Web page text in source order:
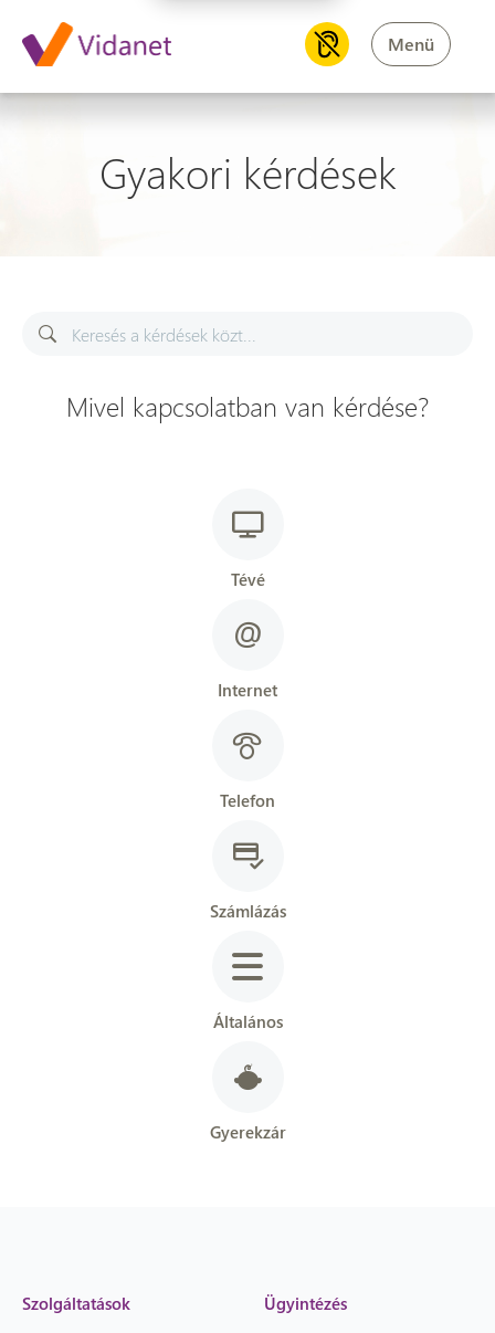
Menü
Gyakori kérdések
Keresés a kérdések közt
Mivel kapcsolatban van kérdése?
Tévé
Internet
Telefon
Számlázás
Általános
Gyerekzár
Szolgáltatások Ügyintézés